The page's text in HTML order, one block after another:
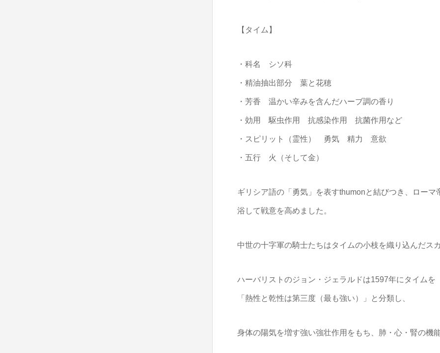
【タイム】
・科名 シソ科
・精油抽出部分 葉と花穂
・芳香 温かい辛みを含んだハーブ調の香り
・効用 駆虫作用 抗感染作用 抗菌作用など
・スピリット（霊性） 勇気 精力 意欲
・五行 火（そして金）
ギリシア語の「勇気」を表すthumonと結びつき、ロー
浴して戦意を高めました。
中世の十字軍の騎士たちはタイムの小枝を織り込んだス
ハーバリストのジョン・ジェラルドは1597年にタイムを
「熱性と乾性は第三度（最も強い）」と分類し、
身体の陽気を増す強い強壮作用をもち、肺・心・腎の機